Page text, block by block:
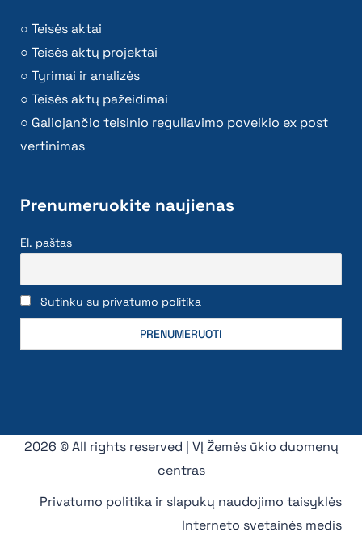
Teisės aktai
Teisės aktų projektai
Tyrimai ir analizės
Teisės aktų pažeidimai
Galiojančio teisinio reguliavimo poveikio ex post
vertinimas
Prenumeruokite naujienas
El. paštas
Sutinku su privatumo politika
2026 © All rights reserved | VĮ Žemės ūkio duomenų
centras
Privatumo politika ir slapukų naudojimo taisyklės
Interneto svetainės medis